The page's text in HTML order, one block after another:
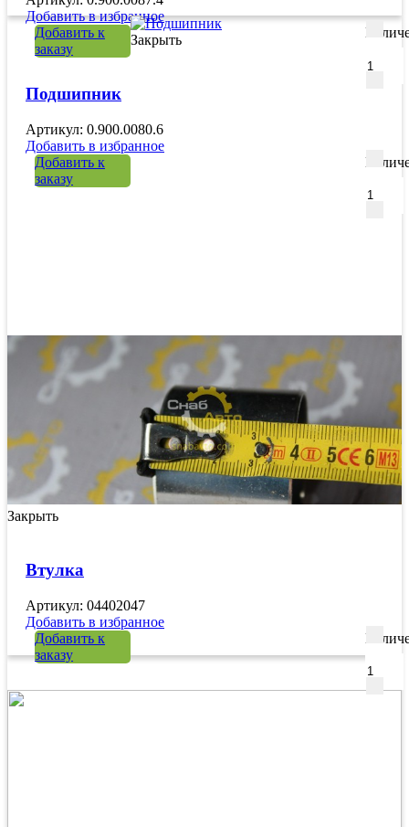
Добавить в избранное
Добавить к
заказу
Закрыть
Подшипник
Артикул: 0.900.0080.6
Добавить в избранное
Добавить к
заказу
Закрыть
Втулка
Артикул: 04402047
Добавить в избранное
Добавить к
заказу